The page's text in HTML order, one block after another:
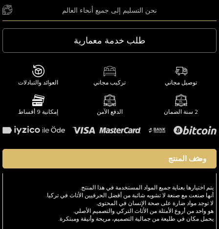
نحن التسليم إلى جميع أنحاء العالم
طلب خدمة معمارية
توصيل مجاني تركيب مجاني العوائد والتبادلات
2 سنة الضمان الدفع الآمن إمكانية 9 أقساط
وصف المنتج
يتم اختيارها بعناية جميع المواد المستخدمة في هذا المنتج.
أنها صنعت مع صنعة لا تشوبه شائبة من أفضل الحرفيين الأثاث في تركيا.
لا توجد مواد ضارة على صحة الإنسان في المحتوى.
هو واحد من أروع الأمثلة من الأثاث التركي والتصميم الأصلي.
يحمل مكان في طليعة من جمالية التصميم، مريحة وأنيقة ومبتكرة.